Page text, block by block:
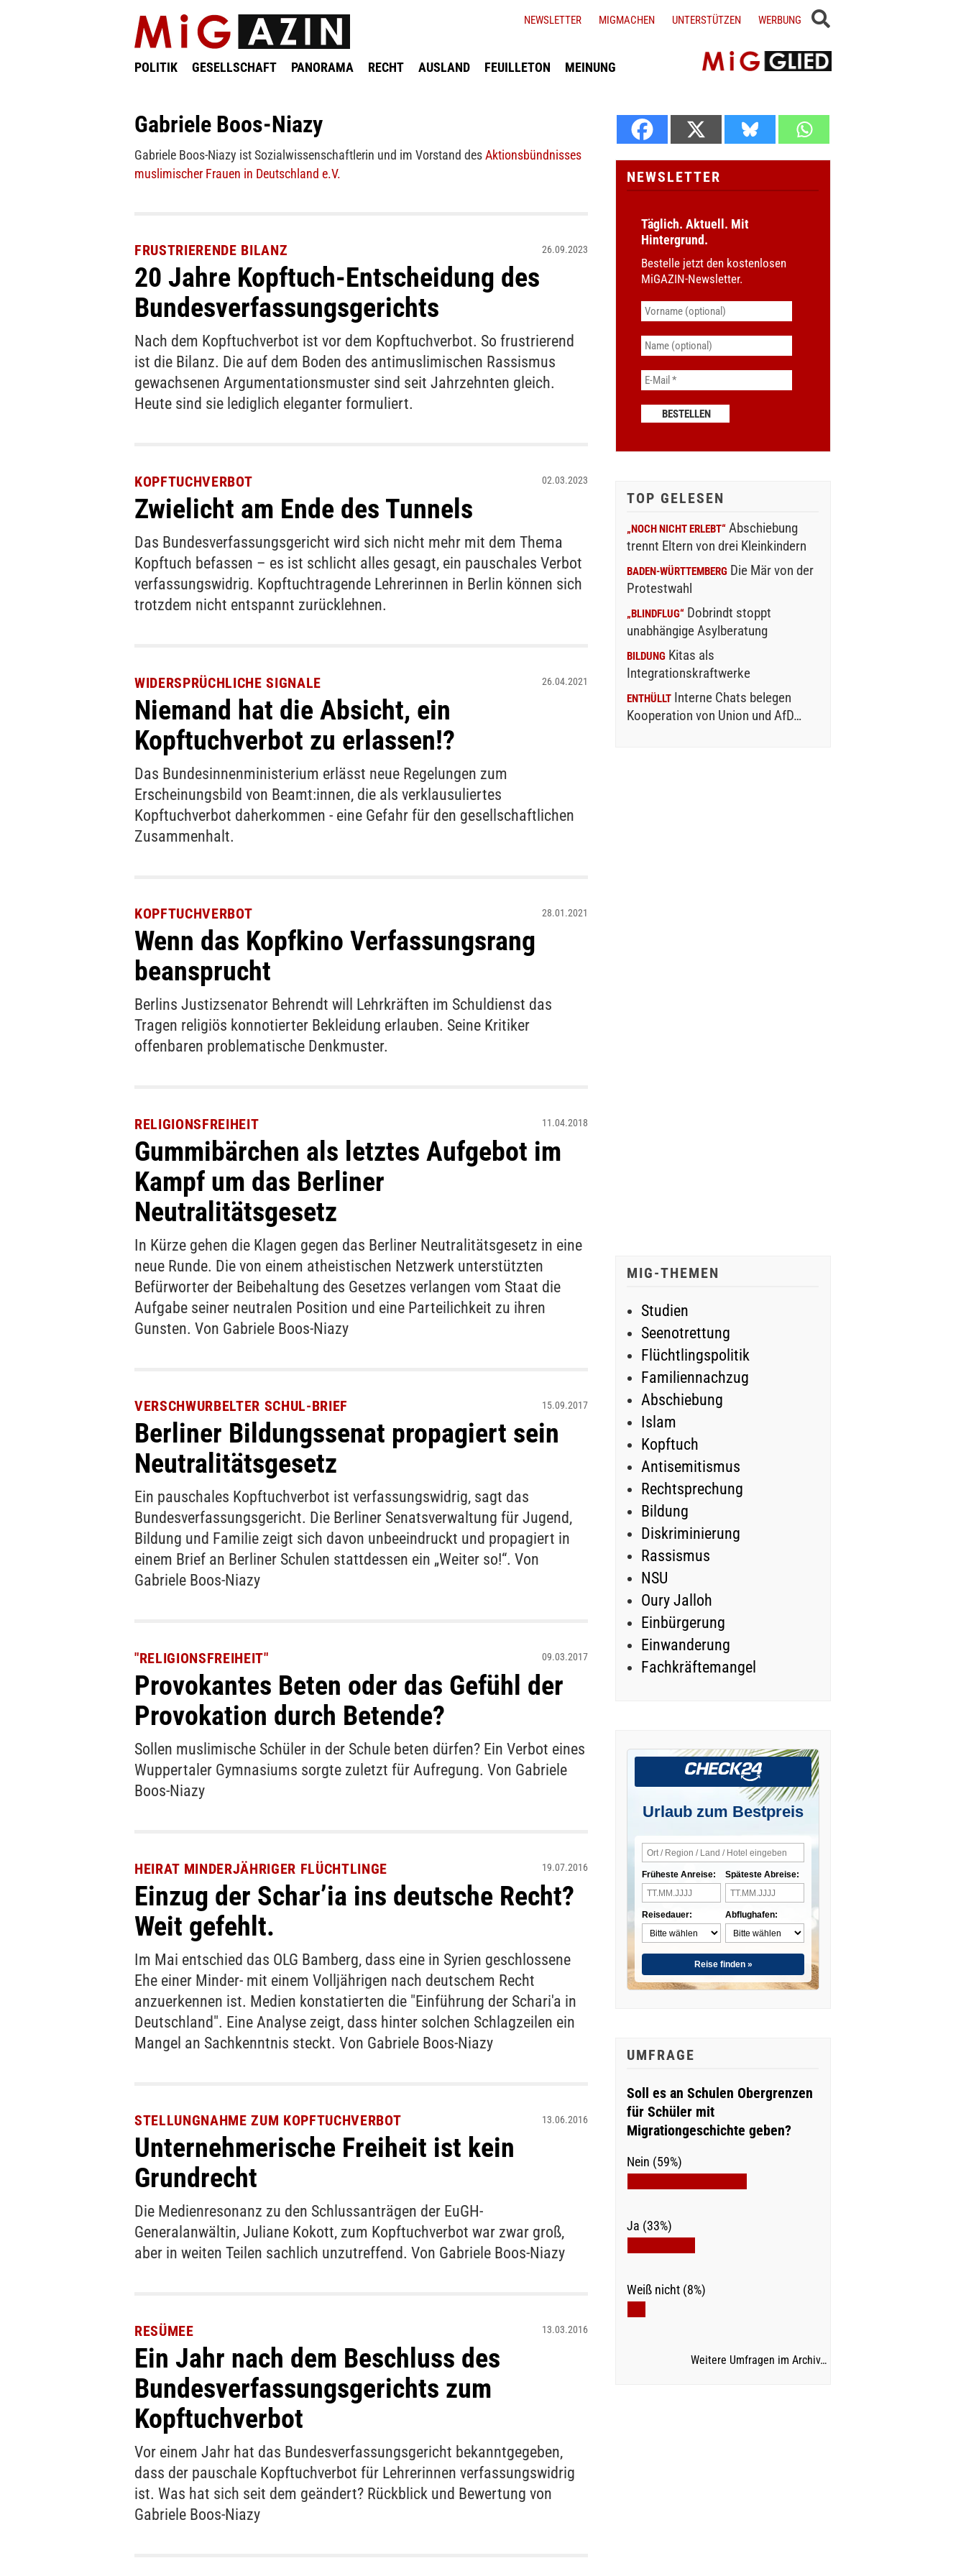
POLITIK GESELLSCHAFT PANORAMA RECHT AUSLAND FEUILLETON MEINUNG
NEWSLETTER MIGMACHEN UNTERSTÜTZEN WERBUNG
Gabriele Boos-Niazy
Gabriele Boos-Niazy ist Sozialwissenschaftlerin und im Vorstand desAktionsbündnisses
muslimischer Frauen in Deutschland e.V.
FRUSTRIERENDE BILANZ
20 Jahre Kopftuch-Entscheidung des
Bundesverfassungsgerichts
26.09.2023
Nach dem Kopftuchverbot ist vor dem Kopftuchverbot. So frustrierend
ist die Bilanz. Die auf dem Boden des antimuslimischen Rassismus
gewachsenen Argumentationsmuster sind seit Jahrzehnten gleich.
Heute sind sie lediglich eleganter formuliert.
KOPFTUCHVERBOT
Zwielicht am Ende des Tunnels
02.03.2023
Das Bundesverfassungsgericht wird sich nicht mehr mit dem Thema
Kopftuch befassen – es ist schlicht alles gesagt, ein pauschales Verbot
verfassungswidrig. Kopftuchtragende Lehrerinnen in Berlin können sich
trotzdem nicht entspannt zurücklehnen.
WIDERSPRÜCHLICHE SIGNALE
Niemand hat die Absicht, ein
Kopftuchverbot zu erlassen!?
26.04.2021
Das Bundesinnenministerium erlässt neue Regelungen zum
Erscheinungsbild von Beamt:innen, die als verklausuliertes
Kopftuchverbot daherkommen - eine Gefahr für den gesellschaftlichen
Zusammenhalt.
KOPFTUCHVERBOT
Wenn das Kopfkino Verfassungsrang
beansprucht
28.01.2021
Berlins Justizsenator Behrendt will Lehrkräften im Schuldienst das
Tragen religiös konnotierter Bekleidung erlauben. Seine Kritiker
offenbaren problematische Denkmuster.
RELIGIONSFREIHEIT
Gummibärchen als letztes Aufgebot im
Kampf um das Berliner
Neutralitätsgesetz
11.04.2018
In Kürze gehen die Klagen gegen das Berliner Neutralitätsgesetz in eine
neue Runde. Die von einem atheistischen Netzwerk unterstützten
Befürworter der Beibehaltung des Gesetzes verlangen vom Staat die
Aufgabe seiner neutralen Position und eine Parteilichkeit zu ihren
Gunsten. Von Gabriele Boos-Niazy
VERSCHWURBELTER SCHUL-BRIEF
Berliner Bildungssenat propagiert sein
Neutralitätsgesetz
15.09.2017
Ein pauschales Kopftuchverbot ist verfassungswidrig, sagt das
Bundesverfassungsgericht. Die Berliner Senatsverwaltung für Jugend,
Bildung und Familie zeigt sich davon unbeeindruckt und propagiert in
einem Brief an Berliner Schulen stattdessen ein „Weiter so!“. Von
Gabriele Boos-Niazy
"RELIGIONSFREIHEIT"
Provokantes Beten oder das Gefühl der
Provokation durch Betende?
09.03.2017
Sollen muslimische Schüler in der Schule beten dürfen? Ein Verbot eines
Wuppertaler Gymnasiums sorgte zuletzt für Aufregung. Von Gabriele
Boos-Niazy
HEIRAT MINDERJÄHRIGER FLÜCHTLINGE
Einzug der Schar’ia ins deutsche Recht?
Weit gefehlt.
19.07.2016
Im Mai entschied das OLG Bamberg, dass eine in Syrien geschlossene
Ehe einer Minder- mit einem Volljährigen nach deutschem Recht
anzuerkennen ist. Medien konstatierten die "Einführung der Schari'a in
Deutschland". Eine Analyse zeigt, dass hinter solchen Schlagzeilen ein
Mangel an Sachkenntnis steckt. Von Gabriele Boos-Niazy
STELLUNGNAHME ZUM KOPFTUCHVERBOT
Unternehmerische Freiheit ist kein
Grundrecht
13.06.2016
Die Medienresonanz zu den Schlussanträgen der EuGH-
Generalanwältin, Juliane Kokott, zum Kopftuchverbot war zwar groß,
aber in weiten Teilen sachlich unzutreffend. Von Gabriele Boos-Niazy
RESÜMEE
Ein Jahr nach dem Beschluss des
Bundesverfassungsgerichts zum
Kopftuchverbot
13.03.2016
Vor einem Jahr hat das Bundesverfassungsgericht bekanntgegeben,
dass der pauschale Kopftuchverbot für Lehrerinnen verfassungswidrig
ist. Was hat sich seit dem geändert? Rückblick und Bewertung von
Gabriele Boos-Niazy
NEWSLETTER
Täglich. Aktuell. Mit
Hintergrund.
Bestelle jetzt den kostenlosen
MiGAZIN-Newsletter.
TOP GELESEN
„NOCH NICHT ERLEBT“ Abschiebung
trennt Eltern von drei Kleinkindern
BADEN-WÜRTTEMBERG Die Mär von der
Protestwahl
„BLINDFLUG“ Dobrindt stoppt
unabhängige Asylberatung
BILDUNG Kitas als
Integrationskraftwerke
ENTHÜLLT Interne Chats belegen
Kooperation von Union und AfD…
MIG-THEMEN
Studien
Seenotrettung
Flüchtlingspolitik
Familiennachzug
Abschiebung
Islam
Kopftuch
Antisemitismus
Rechtsprechung
Bildung
Diskriminierung
Rassismus
NSU
Oury Jalloh
Einbürgerung
Einwanderung
Fachkräftemangel
Urlaub zum Bestpreis
Früheste Anreise:
Reisedauer:
Späteste Abreise:
Abflughafen:
Reise finden »
UMFRAGE
Soll es an Schulen Obergrenzen
für Schüler mit
Migrationgeschichte geben?
Nein (59%)
Ja (33%)
Weiß nicht (8%)
Weitere Umfragen im Archiv…